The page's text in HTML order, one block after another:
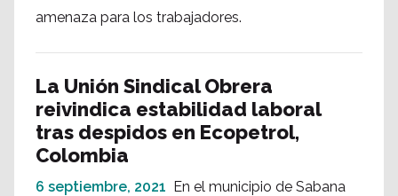
amenaza para los trabajadores.
La Unión Sindical Obrera
reivindica estabilidad laboral
tras despidos en Ecopetrol,
Colombia
6 septiembre, 2021 En el municipio de Sabana